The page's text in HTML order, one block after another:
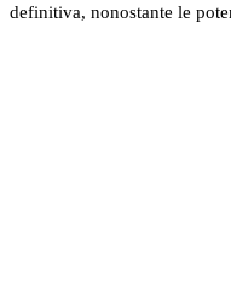
definitiva, nonostante le